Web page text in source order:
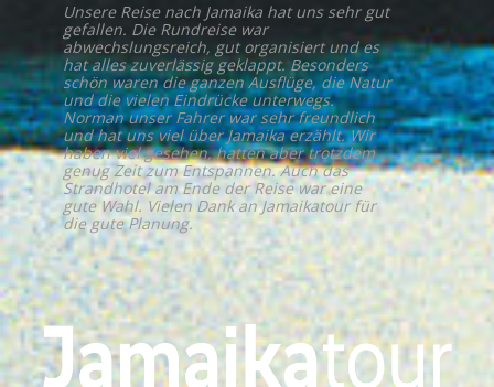
Unsere Reise nach Jamaika hat uns sehr gut
gefallen. Die Rundreise war
abwechslungsreich, gut organisiert und es
hat alles zuverlässig geklappt. Besonders
schön waren die ganzen Ausflüge, die Natur
und die vielen Eindrücke unterwegs.
Norman unser Fahrer war sehr freundlich
und hat uns viel über Jamaika erzählt. Wir
haben viel gesehen, hatten aber trotzdem
genug Zeit zum Entspannen. Auch das
Strandhotel am Ende der Reise war eine
gute Wahl. Vielen Dank an Jamaikatour für
die gute Planung.